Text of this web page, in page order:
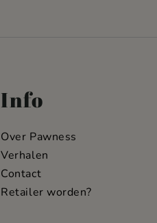
Info
Over Pawness
Verhalen
Contact
Retailer worden?